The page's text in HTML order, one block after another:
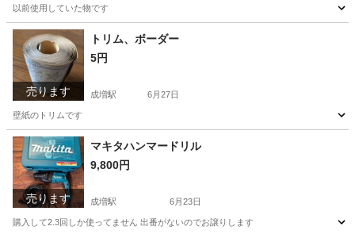
以前使用していた物です
東京 板橋区 成増駅 その他
売ります
トリム、ボーダー
5円
成増駅 6月27日
壁紙のトリムです
東京 板橋区 成増駅
売ります
マキタハンマードリル
9,800円
成増駅 6月23日
購入して2.3回しか使ってません 出番がないのでお譲りします